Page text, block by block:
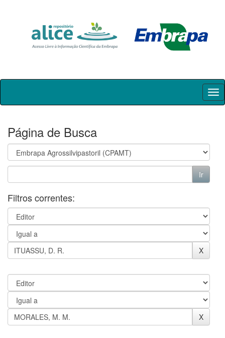
Skip
Página de Busca
Filtros correntes: